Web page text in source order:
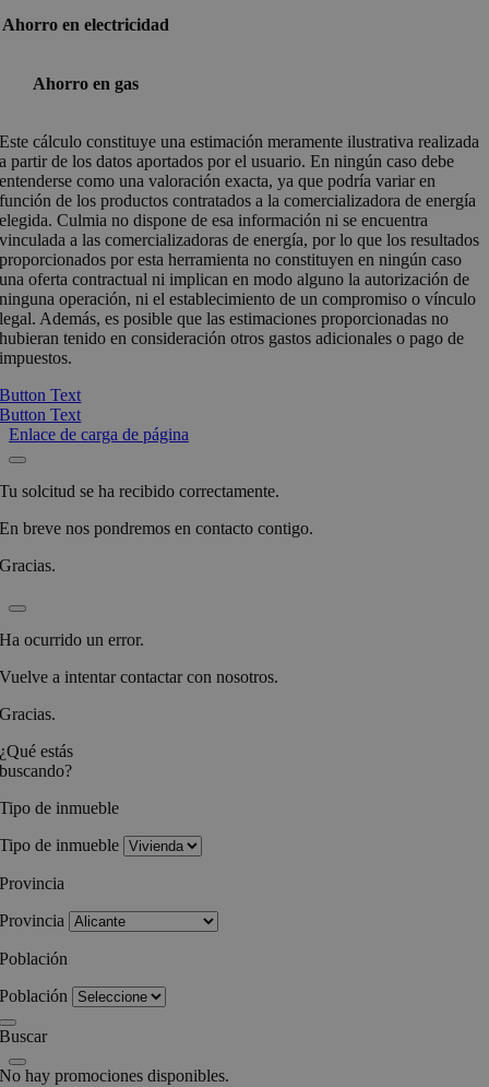
Ahorro en electricidad
Ahorro en gas
Este cálculo constituye una estimación meramente ilustrativa realizada
a partir de los datos aportados por el usuario. En ningún caso debe
entenderse como una valoración exacta, ya que podría variar en
función de los productos contratados a la comercializadora de energía
elegida. Culmia no dispone de esa información ni se encuentra
vinculada a las comercializadoras de energía, por lo que los resultados
proporcionados por esta herramienta no constituyen en ningún caso
una oferta contractual ni implican en modo alguno la autorización de
ninguna operación, ni el establecimiento de un compromiso o vínculo
legal. Además, es posible que las estimaciones proporcionadas no
hubieran tenido en consideración otros gastos adicionales o pago de
impuestos.
Button Text
Button Text
Enlace de carga de página
Tu solcitud se ha recibido correctamente.
En breve nos pondremos en contacto contigo.
Gracias.
Ha ocurrido un error.
Vuelve a intentar contactar con nosotros.
Gracias.
¿Qué estás
buscando?
Tipo de inmueble
Tipo de inmueble
Provincia
Provincia
Población
Población
Buscar
No hay promociones disponibles.